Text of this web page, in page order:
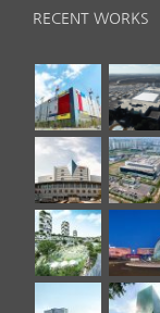
RECENT WORKS